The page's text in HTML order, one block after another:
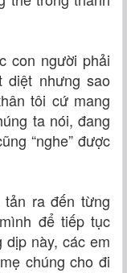
con người phải
nhưng sao
tôi cứ mang
ta nói, đang
“nghe” được
ra đến từng
để tiếp tục
dịp này, các em
chúng cho đi